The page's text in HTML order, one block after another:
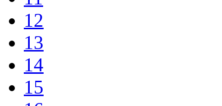
12
13
14
15